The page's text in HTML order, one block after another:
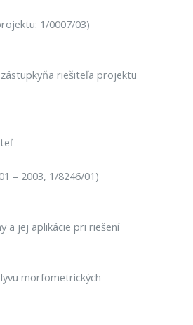
1/0007/03)
riešiteľa projektu
– 2003, 1/8246/01)
a jej aplikácie pri riešení
morfometrických